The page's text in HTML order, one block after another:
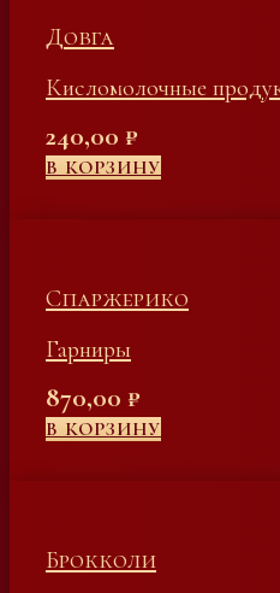
Довга
Кисломолочные
240,00 ₽
В КОРЗИНУ
Спаржерико
Гарниры
870,00 ₽
В КОРЗИНУ
Брокколи